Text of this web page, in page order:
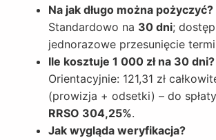
Na jak długo można pożyczyć?
Standardowo na 30 dni;
jednorazowe przesunięcie
Ile kosztuje 1 000 zł na 30 dni?
Orientacyjnie: 121,31 zł
(prowizja + odsetki) – do spłaty
RRSO 304,25%.
Jak wygląda weryfikacja?